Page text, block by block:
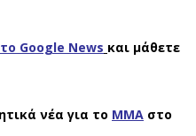
Google News και μάθετε
νέα για το ΜΜΑ στο